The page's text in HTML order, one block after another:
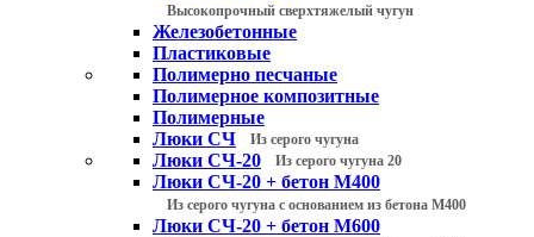
Высокопрочный сверхтяжелый чугун
Железобетонные
Пластиковые
Полимерно песчаные
Полимерное композитные
Полимерные
Люки СЧ
Из серого чугуна
Люки СЧ-20 Из серого чугуна 20
Люки СЧ-20 + бетон М400
Из серого чугуна с основанием из бетона М400
Люки СЧ-20 + бетон М600